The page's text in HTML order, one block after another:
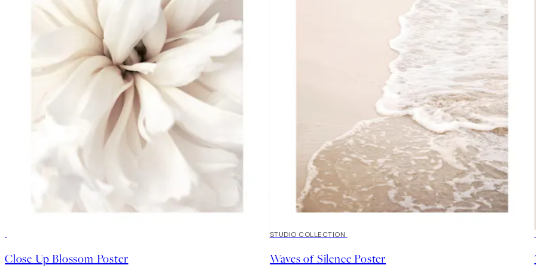
Close Up Blossom Poster
50%*
STUDIO COLLECTION
Waves of Silence Poster